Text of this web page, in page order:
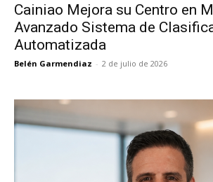
Cainiao Mejora su Centro en
Avanzado Sistema de
Automatizada
Belén Garmendiaz - 2 de julio de 2026